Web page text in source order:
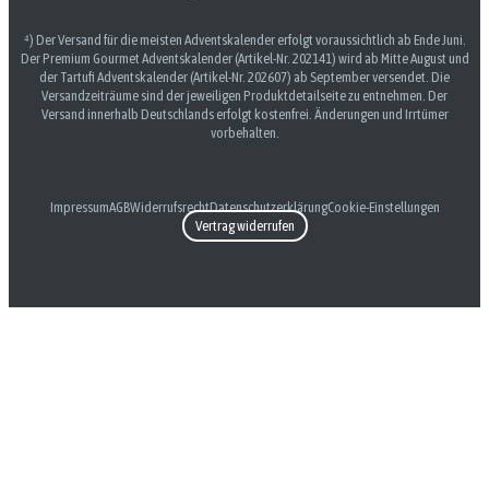
⁴) Der Versand für die meisten Adventskalender erfolgt voraussichtlich ab Ende Juni.
Der Premium Gourmet Adventskalender (Artikel-Nr. 202141) wird ab Mitte August und
der Tartufi Adventskalender (Artikel-Nr. 202607) ab September versendet. Die
Versandzeiträume sind der jeweiligen Produktdetailseite zu entnehmen. Der
Versand innerhalb Deutschlands erfolgt kostenfrei. Änderungen und Irrtümer
vorbehalten.
ImpressumAGBWiderrufsrechtDatenschutzerklärungCookie-Einstellungen
Vertrag widerrufen